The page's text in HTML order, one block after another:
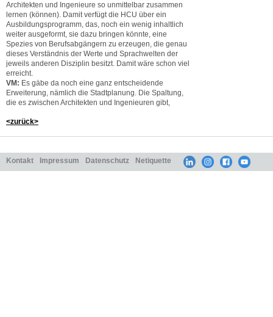
Architekten und Ingenieure so unmittelbar zusammen
lernen (können). Damit verfügt die HCU über ein
Ausbildungsprogramm, das, noch ein wenig inhaltlich
weiter ausgeformt, sie dazu bringen könnte, eine
Spezies von Berufsabgängern zu erzeugen, die genau
dieses Verständnis der Werte und Sprachwelten der
jeweils anderen Disziplin besitzt. Damit wäre schon viel
erreicht.
VM: Es gäbe da noch eine ganz entscheidende
Erweiterung, nämlich die Stadtplanung. Die Spaltung,
die es zwischen Architekten und Ingenieuren gibt,
<zurück>
Kontakt Impressum Datenschutz Netiquette